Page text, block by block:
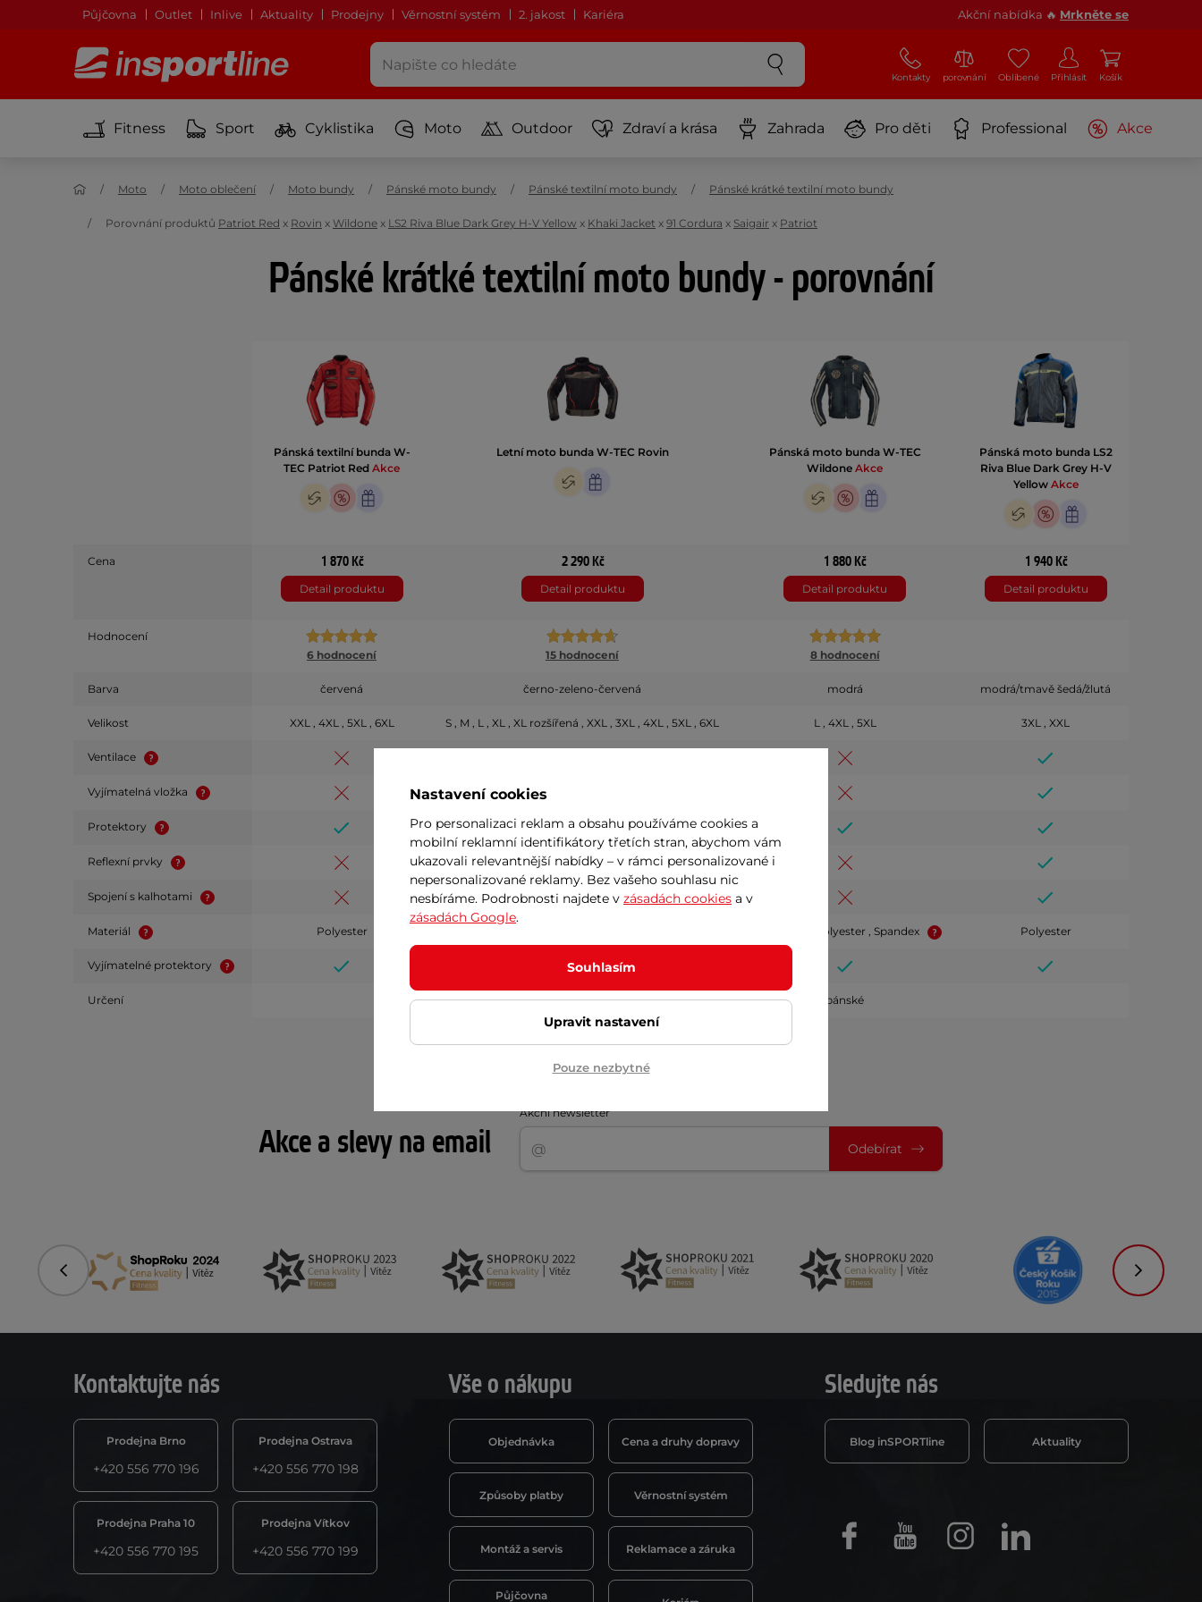
Půjčovna Outlet Inlive Aktuality Prodejny Věrnostní systém 2. jakost Kariéra Akční nabídka 🔥 Mrkněte se
Kontakty porovnání Oblíbené Přihlásit Košík
Fitness Sport Cyklistika Moto Outdoor Zdraví a krása Zahrada Pro děti Professional Akce
Moto Moto oblečení Moto bundy Pánské moto bundy Pánské textilní moto bundy Pánské krátké textilní moto bundy
Porovnání produktů Patriot Red x Rovin x Wildone x LS2 Riva Blue Dark Grey H-V Yellow x Khaki Jacket x 91 Cordura x Saigair x Patriot
Pánské krátké textilní moto bundy - porovnání
Pánská textilní bunda W-
TEC Patriot Red Akce
Letní moto bunda W-TEC Rovin
Pánská moto bunda W-TEC
Wildone Akce
Pánská moto bunda LS2
Riva Blue Dark Grey H-V
Yellow Akce
Cena 1 870 Kč
Detail produktu
2 290 Kč
Detail produktu
1 880 Kč
Detail produktu
1 940 Kč
Detail produktu
Hodnocení
6 hodnocení
15 hodnocení 8 hodnocení
Barva červená černo-zeleno-červená modrá modrá/tmavě šedá/žlutá
Velikost XXL , 4XL , 5XL , 6XL S , M , L , XL , XL rozšířená , XXL , 3XL , 4XL , 5XL , 6XL L , 4XL , 5XL 3XL , XXL
Ventilace
Vyjímatelná vložka
Protektory
Reflexní prvky
Spojení s kalhotami
Materiál Polyester , Polyester , Spandex Polyester
Vyjímatelné protektory
Určení pánské pánské
Akce a slevy na email
Akční newsletter
Odebírat
Předchozí
Kontaktujte nás
Prodejna Brno
+420 556 770 196
Prodejna Ostrava
+420 556 770 198
Prodejna Praha 10
+420 556 770 195
Prodejna Vítkov
+420 556 770 199
Vše o nákupu
Objednávka Cena a druhy dopravy
Způsoby platby Věrnostní systém
Montáž a servis Reklamace a záruka
Půjčovna
Sledujte nás
Blog inSPORTline Aktuality
FacebookYoutube InstagramLinkedIn
Nastavení cookies
Pro personalizaci reklam a obsahu používáme cookies a
mobilní reklamní identifikátory třetích stran, abychom vám
ukazovali relevantnější nabídky – v rámci personalizované i
nepersonalizované reklamy. Bez vašeho souhlasu nic
nesbíráme. Podrobnosti najdete v zásadách cookies a v
zásadách Google.
Souhlasím
Upravit nastavení
Pouze nezbytné